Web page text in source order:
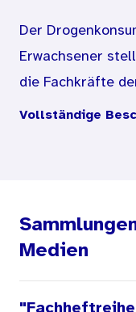
Der
Erwachsener
die Fachkräfte
Kontinuierlich gilt
jungen
Mit dem
Öffentliche
Vollständige
Medien